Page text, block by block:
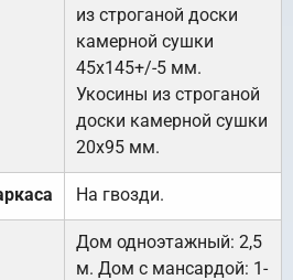
из строганой доски
камерной сушки
45х145+/-5 мм.
Укосины из строганой
доски камерной сушки
20х95 мм.
На гвозди.
Дом одноэтажный: 2,5
м. Дом с мансардой: 1-